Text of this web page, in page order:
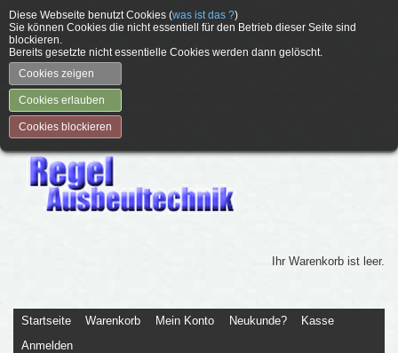
Diese Webseite benutzt Cookies (was ist das ?)
Sie können Cookies die nicht essentiell für den Betrieb dieser Seite sind
blockieren.
Bereits gesetzte nicht essentielle Cookies werden dann gelöscht.
Cookies zeigen
Cookies erlauben
Cookies blockieren
Ihr Warenkorb ist leer.
Startseite Warenkorb Mein Konto Neukunde?
Kasse
Anmelden